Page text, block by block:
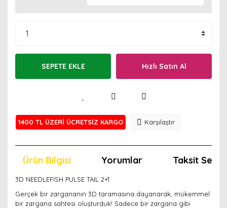
SEPETE EKLE Hızlı Satın Al
1400 TL ÜZERİ ÜCRETSİZ KARGO Karşılaştır
Ürün Bilgisi Yorumlar Taksit
3D NEEDLEFISH PULSE TAIL 2+1
Gerçek bir zargananın 3D taramasına dayanarak, mükemmel
bir zargana sahtesi oluşturduk! Sadece bir zargana gibi